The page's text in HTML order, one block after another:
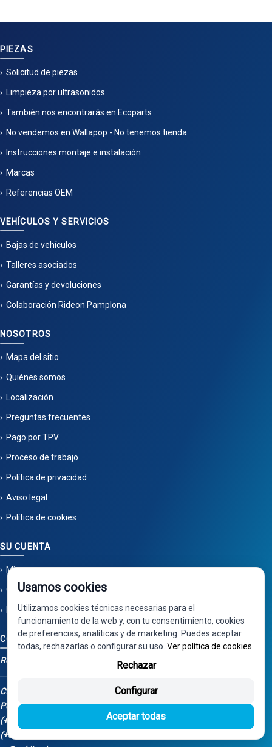
PIEZAS
Solicitud de piezas
Limpieza por ultrasonidos
También nos encontrarás en Ecoparts
No vendemos en Wallapop - No tenemos tienda
Instrucciones montaje e instalación
Marcas
Referencias OEM
VEHÍCULOS Y SERVICIOS
Bajas de vehículos
Talleres asociados
Garantías y devoluciones
Colaboración Rideon Pamplona
NOSOTROS
Mapa del sitio
Quiénes somos
Localización
Preguntas frecuentes
Pago por TPV
Proceso de trabajo
Política de privacidad
Aviso legal
Política de cookies
SU CUENTA
Mi cuenta
Ofertas en recambios de segunda mano
Novedades | Recuperaciones Valdizarbe S.L.
CONTACTO
Recuperaciones Valdizarbe
Ctra. Artazu, km 1, 31100
Puente la Reina - Navarra
(+34) 948 34 04 98
(+34) 668 848 123
Usamos cookies
Utilizamos cookies técnicas necesarias para el
funcionamiento de la web y, con tu consentimiento, cookies
de preferencias, analíticas y de marketing. Puedes aceptar
todas, rechazarlas o configurar su uso. Ver política de cookies
Rechazar
Configurar
Aceptar todas